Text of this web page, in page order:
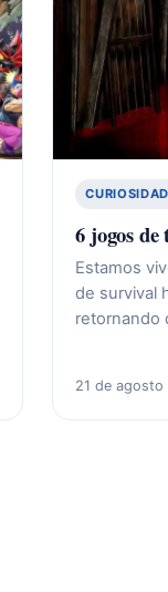
6 jogos
Estamos
de survival
retornando
21 de